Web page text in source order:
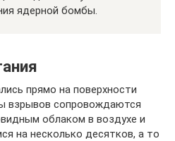
ядерной бомбы.
прямо на поверхности
взрывов сопровождаются
облаком в воздухе и
на несколько десятков, а то